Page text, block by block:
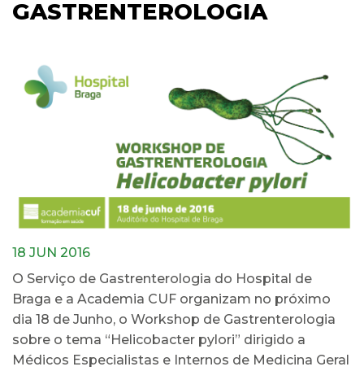
GASTRENTEROLOGIA
18 JUN 2016
O Serviço de Gastrenterologia do Hospital de
Braga e a Academia CUF organizam no próximo
dia 18 de Junho, o Workshop de Gastrenterologia
sobre o tema “Helicobacter pylori” dirigido a
Médicos Especialistas e Internos de Medicina Geral